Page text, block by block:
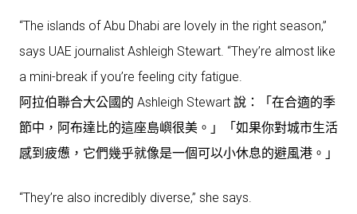
“The islands of Abu Dhabi are lovely in the right season,”
says UAE journalist Ashleigh Stewart. “They’re almost like
a mini-break if you’re feeling city fatigue.
阿拉伯聯合大公國的 Ashleigh Stewart 說：「在合適的季
節中，阿布達比的這座島嶼很美。」「如果你對城市生活
感到疲憊，它們幾乎就像是一個可以小休息的避風港。」
“They’re also incredibly diverse,” she says.